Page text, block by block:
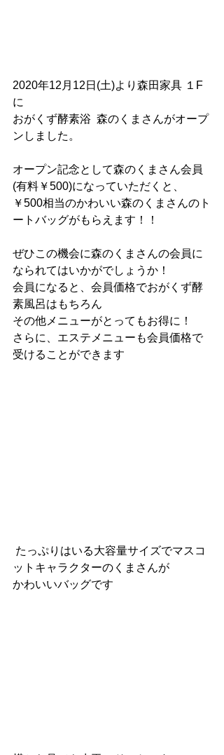
2020年12月12日(土)より森田家具 １F
に
おがくず酵素浴  森のくまさんがオープ
ンしました。
オープン記念として森のくまさん会員
(有料￥500)になっていただくと、
￥500相当のかわいい森のくまさんのト
ートバッグがもらえます！！
ぜひこの機会に森のくまさんの会員に
なられてはいかがでしょうか！
会員になると、会員価格でおがくず酵
素風呂はもちろん
その他メニューがとってもお得に！
さらに、エステメニューも会員価格で
受けることができます
ットキャラクターのくまさんが
かわいいバッグです